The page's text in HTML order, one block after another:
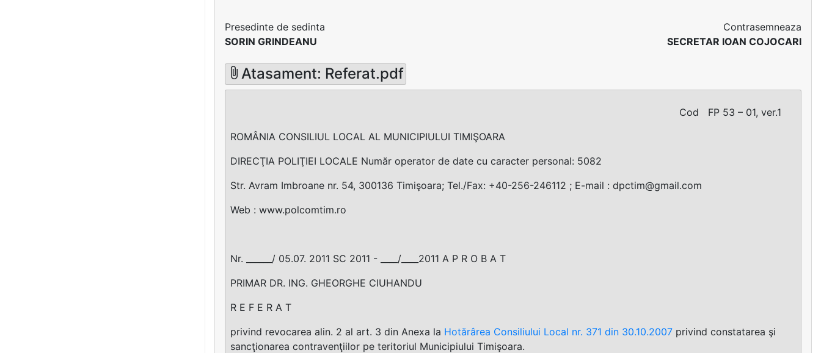
Presedinte de sedinta
SORIN GRINDEANU
Contrasemneaza
SECRETAR IOAN COJOCARI
Atasament: Referat.pdf
Cod FP 53 – 01, ver.1
ROMÂNIA CONSILIUL LOCAL AL MUNICIPIULUI TIMIŞOARA
DIRECŢIA POLIŢIEI LOCALE Număr operator de date cu caracter personal: 5082
Str. Avram Imbroane nr. 54, 300136 Timişoara; Tel./Fax: +40-256-246112 ; E-mail : dpctim@gmail.com
Web : www.polcomtim.ro
Nr. ______/ 05.07. 2011 SC 2011 - ____/____2011 A P R O B A T
PRIMAR DR. ING. GHEORGHE CIUHANDU
R E F E R A T
privind revocarea alin. 2 al art. 3 din Anexa la Hotărârea Consiliului Local nr. 371 din 30.10.2007 privind constatarea şi
sancţionarea contravenţiilor pe teritoriul Municipiului Timişoara.